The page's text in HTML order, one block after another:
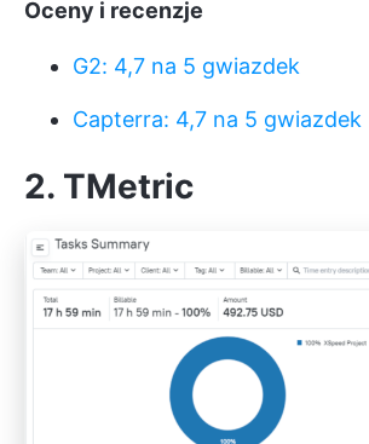
Oceny i recenzje
G2: 4,7 na 5 gwiazdek
Capterra: 4,7 na 5 gwiazdek
2. TMetric